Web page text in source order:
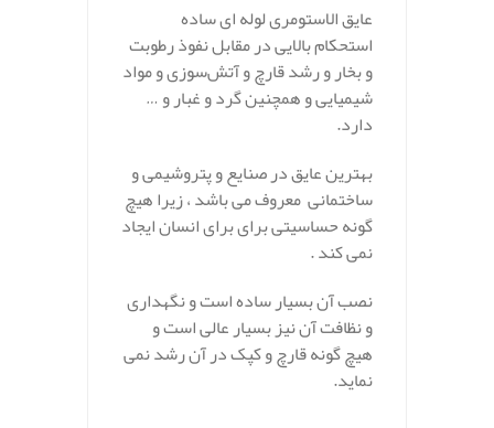
عایق الاستومری لوله ای ساده
استحکام بالایی در مقابل نفوذ رطوبت
و بخار و رشد قارچ و آتش‌سوزی و مواد
شیمیایی و همچنین گرد و غبار و …
دارد.
بهترین عایق در صنایع و پتروشیمی و
ساختمانی معروف می باشد ، زیرا هیچ
گونه حساسیتی برای برای انسان ایجاد
نمی کند .
نصب آن بسیار ساده است و نگهداری
و نظافت آن نیز بسیار عالی است و
هیچ گونه قارچ و کپک در آن رشد نمی
نماید.